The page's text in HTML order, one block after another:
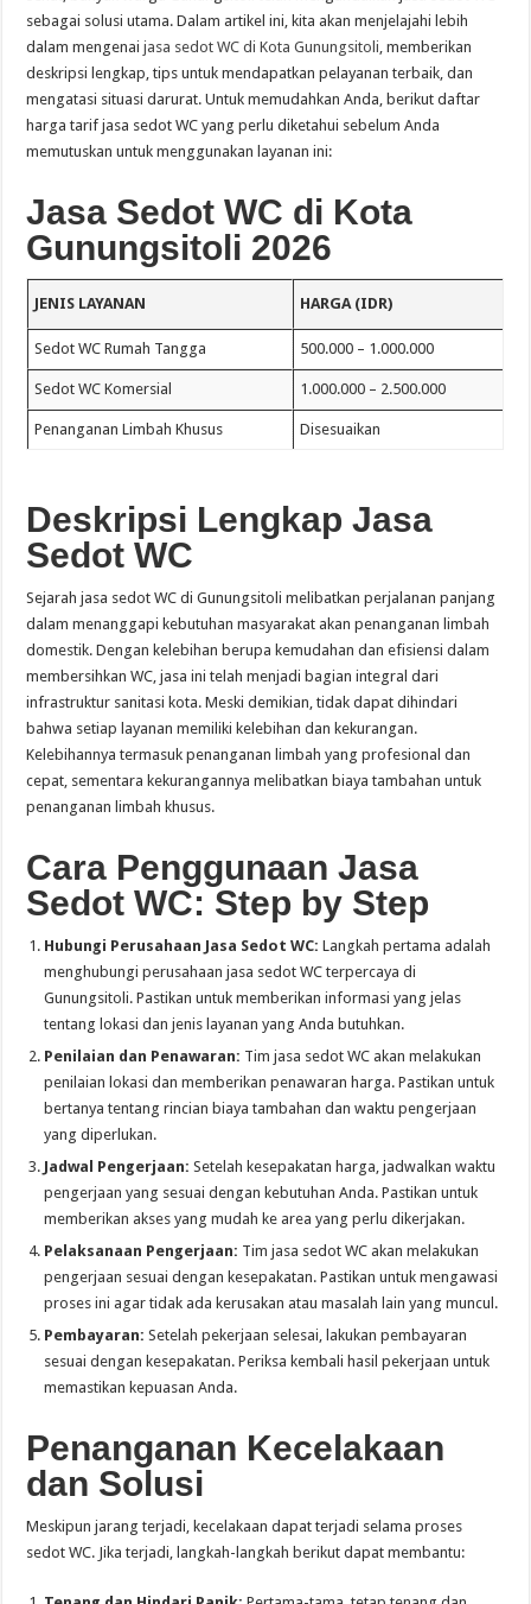
sebagai solusi utama. Dalam artikel ini, kita akan menjelajahi lebih
dalam mengenai jasa sedot WC di Kota Gunungsitoli , memberikan
deskripsi lengkap, tips untuk mendapatkan pelayanan terbaik, dan
mengatasi situasi darurat. Untuk memudahkan Anda, berikut daftar
harga tarif jasa sedot WC yang perlu diketahui sebelum Anda
memutuskan untuk menggunakan layanan ini:
Jasa Sedot WC di Kota
Gunungsitoli 2026
JENIS LAYANAN HARGA (IDR)
Sedot WC Rumah Tangga 500.000 – 1.000.000
Sedot WC Komersial 1.000.000 – 2.500.000
Penanganan Limbah Khusus Disesuaikan
Deskripsi Lengkap Jasa
Sedot WC
Sejarah jasa sedot WC di Gunungsitoli melibatkan perjalanan panjang
dalam menanggapi kebutuhan masyarakat akan penanganan limbah
domestik. Dengan kelebihan berupa kemudahan dan efisiensi dalam
membersihkan WC, jasa ini telah menjadi bagian integral dari
infrastruktur sanitasi kota. Meski demikian, tidak dapat dihindari
bahwa setiap layanan memiliki kelebihan dan kekurangan.
Kelebihannya termasuk penanganan limbah yang profesional dan
cepat, sementara kekurangannya melibatkan biaya tambahan untuk
penanganan limbah khusus.
Cara Penggunaan Jasa
Sedot WC: Step by Step
Hubungi Perusahaan Jasa Sedot WC: Langkah pertama adalah
menghubungi perusahaan jasa sedot WC terpercaya di
Gunungsitoli. Pastikan untuk memberikan informasi yang jelas
tentang lokasi dan jenis layanan yang Anda butuhkan.
Penilaian dan Penawaran: Tim jasa sedot WC akan melakukan
penilaian lokasi dan memberikan penawaran harga. Pastikan untuk
bertanya tentang rincian biaya tambahan dan waktu pengerjaan
yang diperlukan.
Jadwal Pengerjaan: Setelah kesepakatan harga, jadwalkan waktu
pengerjaan yang sesuai dengan kebutuhan Anda. Pastikan untuk
memberikan akses yang mudah ke area yang perlu dikerjakan.
Pelaksanaan Pengerjaan: Tim jasa sedot WC akan melakukan
pengerjaan sesuai dengan kesepakatan. Pastikan untuk mengawasi
proses ini agar tidak ada kerusakan atau masalah lain yang muncul.
Pembayaran: Setelah pekerjaan selesai, lakukan pembayaran
sesuai dengan kesepakatan. Periksa kembali hasil pekerjaan untuk
memastikan kepuasan Anda.
Penanganan Kecelakaan
dan Solusi
Meskipun jarang terjadi, kecelakaan dapat terjadi selama proses
sedot WC. Jika terjadi, langkah-langkah berikut dapat membantu: